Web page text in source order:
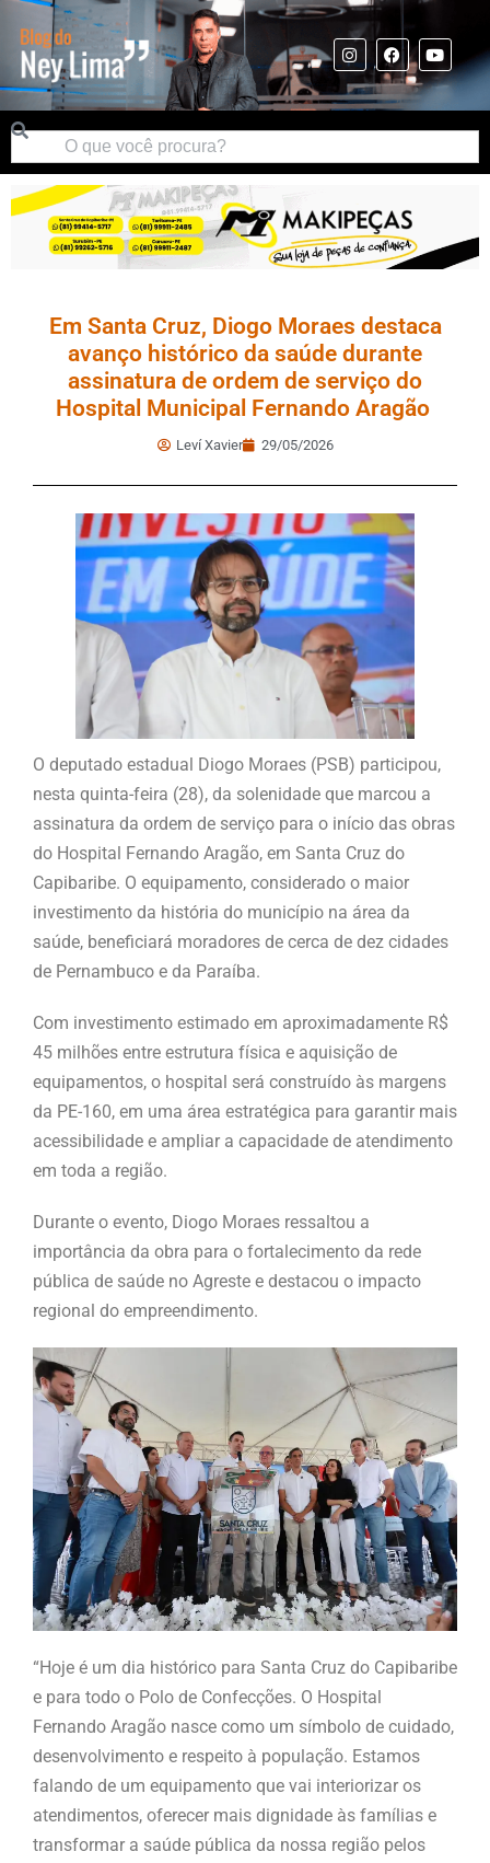
Em Santa Cruz, Diogo Moraes destaca
avanço histórico da saúde durante
assinatura de ordem de serviço do
Hospital Municipal Fernando Aragão
Leví Xavier 29/05/2026
O deputado estadual Diogo Moraes (PSB) participou,
nesta quinta-feira (28), da solenidade que marcou a
assinatura da ordem de serviço para o início das obras
do Hospital Fernando Aragão, em Santa Cruz do
Capibaribe. O equipamento, considerado o maior
investimento da história do município na área da
saúde, beneficiará moradores de cerca de dez cidades
de Pernambuco e da Paraíba.
Com investimento estimado em aproximadamente R$
45 milhões entre estrutura física e aquisição de
equipamentos, o hospital será construído às margens
da PE-160, em uma área estratégica para garantir mais
acessibilidade e ampliar a capacidade de atendimento
em toda a região.
Durante o evento, Diogo Moraes ressaltou a
importância da obra para o fortalecimento da rede
pública de saúde no Agreste e destacou o impacto
regional do empreendimento.
“Hoje é um dia histórico para Santa Cruz do Capibaribe
e para todo o Polo de Confecções. O Hospital
Fernando Aragão nasce como um símbolo de cuidado,
desenvolvimento e respeito à população. Estamos
falando de um equipamento que vai interiorizar os
atendimentos, oferecer mais dignidade às famílias e
transformar a saúde pública da nossa região pelos